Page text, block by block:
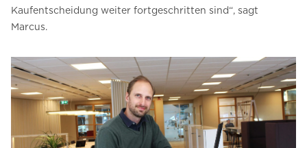
Kaufentscheidung weiter fortgeschritten sind“, sagt
Marcus.